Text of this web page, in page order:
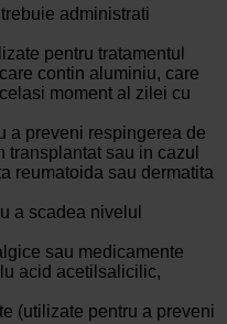
administrati
pentru tratamentul
contin aluminiu, care
moment al zilei cu
a preveni respingerea de
transplantat sau in cazul
reumatoida sau dermatita
a scadea nivelul
sau medicamente
acid acetilsalicilic,
(utilizate pentru a preveni